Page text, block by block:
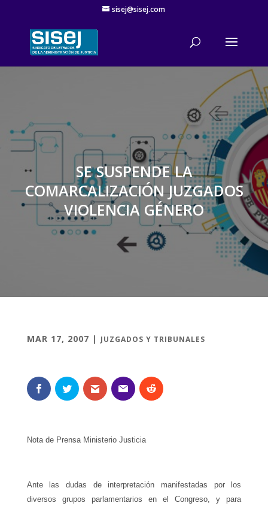
sisej@sisej.com
'
SE SUSPENDE LA
COMARCALIZACIÓN JUZGADOS
VIOLENCIA GÉNERO
MAR 17, 2007 | JUZGADOS Y TRIBUNALES
Nota de Prensa M inisterio Justicia
Ante las dudas de interpretación manifestadas por los
diversos grupos parlamentarios en el Congreso, y para